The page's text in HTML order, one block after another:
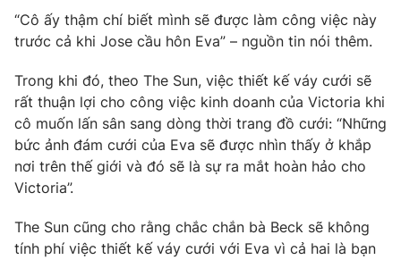
Giải sao mai
Chất lượng cuộc sống
Tuyển sinh
Công nghệ
Hitech Công nghệ tương lai
Sản phẩm
Thị trường
Tư vấn
Giao lưu trực tuyến
Lịch phát sóng
Emagazine Podcast
“Cô ấy thậm chí biết mình sẽ được làm công việc này
trước cả khi Jose cầu hôn Eva” – nguồn tin nói thêm.
Trong khi đó, theo The Sun, việc thiết kế váy cưới sẽ
rất thuận lợi cho công việc kinh doanh của Victoria khi
cô muốn lấn sân sang dòng thời trang đồ cưới: “Những
bức ảnh đám cưới của Eva sẽ được nhìn thấy ở khắp
nơi trên thế giới và đó sẽ là sự ra mắt hoàn hảo cho
Victoria”.
The Sun cũng cho rằng chắc chắn bà Beck sẽ không
tính phí việc thiết kế váy cưới với Eva vì cả hai là bạn